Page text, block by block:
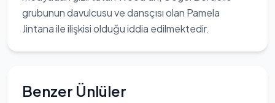
grubunun davulcusu ve dansçısı olan Pamela
Jintana ile ilişkisi olduğu iddia edilmektedir.
Benzer Ünlüler